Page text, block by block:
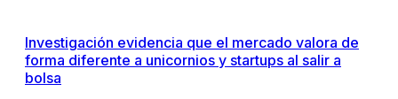
Investigación evidencia que el mercado valora de
forma diferente a unicornios y startups al salir a
bolsa